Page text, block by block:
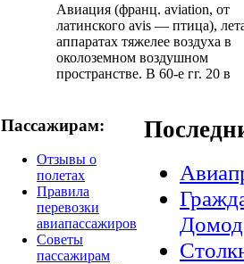
Авиация (франц. aviation, от
латинского avis — птица),
аппаратах тяжелее воздуха в
околоземном воздушном
пространстве. В 60-е гг. 20 в
Пассажирам:
Отзывы о
полетах
Правила
перевозки
авиапассажиров
Советы
пассажирам